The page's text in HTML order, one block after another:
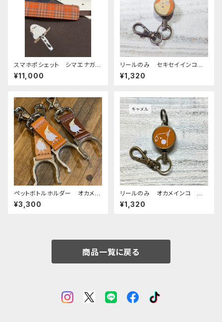
スマホポシェット シマエナガ
ダークブラウン 帆布 と 岡
山デニム しまえなが
¥11,000
リールのみ セキセイインコ
オパーリングリーン CAMEL
キャメル せきせいいんこ ライ
¥1,320
ペットボトルホルダー オカメイ
ンコ シナモンパール 栃木レ
ザー ぽわんシリーズ
¥3,300
リールのみ オカメインコ 横
顔 モノトーン キャメル おか
めいんこ
¥1,320
商品一覧に戻る